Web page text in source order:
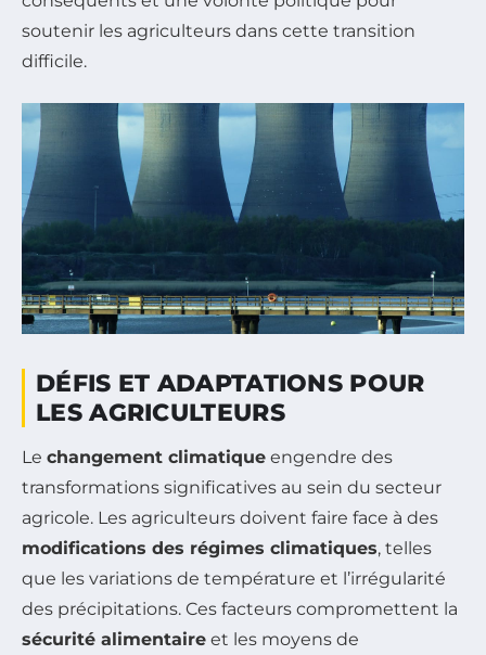
soutenir les agriculteurs dans cette transition
difficile.
DÉFIS ET ADAPTATIONS POUR
LES AGRICULTEURS
Le changement climatique engendre des
transformations significatives au sein du secteur
agricole. Les agriculteurs doivent faire face à des
modifications des régimes climatiques, telles
que les variations de température et l’irrégularité
des précipitations. Ces facteurs compromettent la
sécurité alimentaire et les moyens de